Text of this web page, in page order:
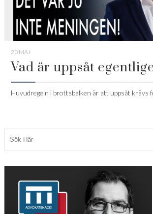
20 MAJ
Vad är uppsåt
Huvudregeln i brottsbalken är att uppsåt krävs